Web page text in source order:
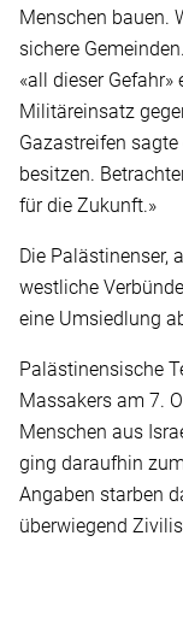
Menschen bauen.
sichere
«all dieser
Militäreinsatz
Gazastreifen
besitzen.
für die Zukunft.»
Die Palästinenser,
westliche
eine Umsiedlung
Palästinensische
Massakers am 7.
Menschen aus
ging daraufhin
Angaben starben
überwiegend